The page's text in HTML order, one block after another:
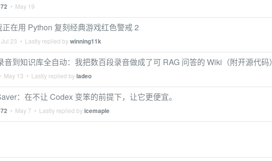
• May 19
正在用 Python 复刻经典游戏红色警戒 2
Jul 23 • Lastly replied bywinning11k
音到知识库全自动：我把数百段录音做成了可 RAG 问答的 Wiki（附开源代码）
• May 13 • Lastly replied byladeo
：在不让 Codex 变笨的前提下，让它更便宜。
• May 7 • Lastly replied byicemaple